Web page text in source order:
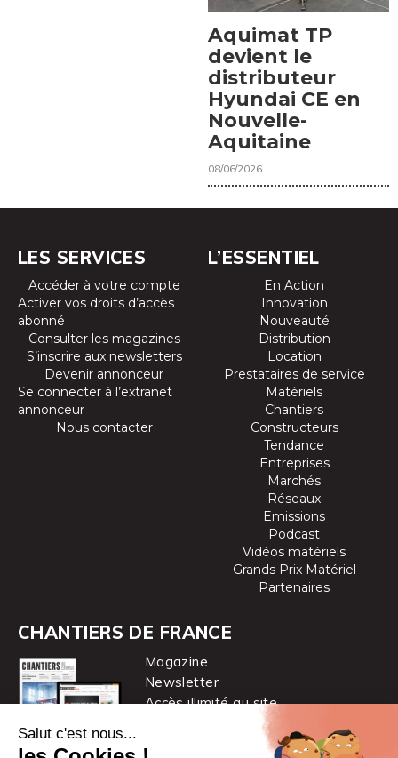
Aquimat TP
devient le
distributeur
Hyundai CE en
Nouvelle-
Aquitaine
08/06/2026
LES SERVICES
Accéder à votre compte
Activer vos droits d’accès
abonné
Consulter les magazines
S’inscrire aux newsletters
Devenir annonceur
Se connecter à l’extranet
annonceur
Nous contacter
L’ESSENTIEL
En Action
Innovation
Nouveauté
Distribution
Location
Prestataires de service
Matériels
Chantiers
Constructeurs
Tendance
Entreprises
Marchés
Réseaux
Emissions
Podcast
Vidéos matériels
Grands Prix Matériel
Partenaires
CHANTIERS DE FRANCE
Magazine
Newsletter
Accès illimité au site